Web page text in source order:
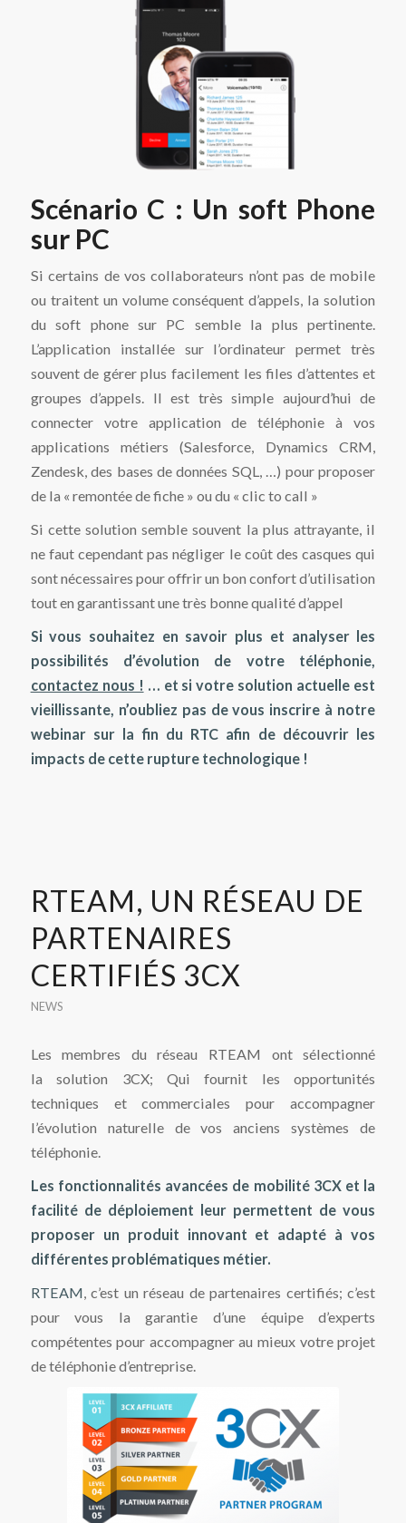
Scénario C : Un soft Phone
sur PC
Si certains de vos collaborateurs n’ont pas de mobile
ou traitent un volume conséquent d’appels, la solution
du soft phone sur PC semble la plus pertinente.
L’application installée sur l’ordinateur permet très
souvent de gérer plus facilement les files d’attentes et
groupes d’appels. Il est très simple aujourd’hui de
connecter votre application de téléphonie à vos
applications métiers (Salesforce, Dynamics CRM,
Zendesk, des bases de données SQL, …) pour proposer
de la « remontée de fiche » ou du « clic to call »
Si cette solution semble souvent la plus attrayante, il
ne faut cependant pas négliger le coût des casques qui
sont nécessaires pour offrir un bon confort d’utilisation
tout en garantissant une très bonne qualité d’appel
Si vous souhaitez en savoir plus et analyser les
possibilités d’évolution de votre téléphonie,
contactez nous ! … et si votre solution actuelle est
vieillissante, n’oubliez pas de vous inscrire à notre
webinar sur la fin du RTC afin de découvrir les
impacts de cette rupture technologique !
RTEAM, UN RÉSEAU DE
PARTENAIRES
CERTIFIÉS 3CX
NEWS
Les membres du réseau RTEAM ont sélectionné
la solution 3CX; Qui fournit les opportunités
techniques et commerciales pour accompagner
l’évolution naturelle de vos anciens systèmes de
téléphonie.
Les fonctionnalités avancées de mobilité 3CXet la
facilité de déploiement leur permettent de vous
proposer un produit innovant et adapté à vos
différentes problématiques métier.
RTEAM, c’est un réseau de partenaires certifiés; c’est
pour vous la garantie d’une équipe d’experts
compétentes pour accompagner au mieux votre projet
de téléphonie d’entreprise.